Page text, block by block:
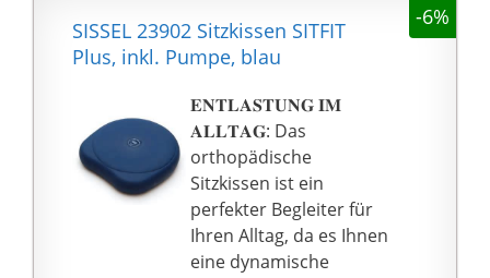
-6%
SISSEL 23902 Sitzkissen SITFIT
Plus, inkl. Pumpe, blau
𝐄𝐍𝐓𝐋𝐀𝐒𝐓𝐔𝐍𝐆 𝐈𝐌
𝐀𝐋𝐋𝐓𝐀𝐆: Das
orthopädische
Sitzkissen ist ein
perfekter Begleiter für
Ihren Alltag, da es Ihnen
eine dynamische